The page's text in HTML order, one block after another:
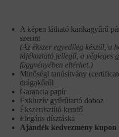
A képen látható karikagyűrű
szerint
(Az ékszer egyedileg készül, a
tájékoztató jellegű, a végleges
függvényében eltérhet.)
Minőségi tanúsítvány
drágakőről
Garancia papír
Exkluzív gyűrűtartó doboz
Ékszertisztító kendő
Elegáns dísztáska
Ajándék kedvezmény kupon